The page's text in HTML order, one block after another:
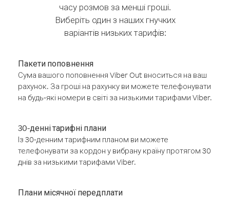
часу розмов за менші гроші.
Виберіть один з наших гнучких
варіантів низьких тарифів:
Пакети поповнення
Сума вашого поповнення Viber Out вноситься на ваш
рахунок. За гроші на рахунку ви можете телефонувати
на будь-які номери в світі за низькими тарифами Viber.
30-денні тарифні плани
Із 30-денним тарифним планом ви можете
телефонувати за кордон у вибрану країну протягом 30
днів за низькими тарифами Viber.
Плани місячної передплати